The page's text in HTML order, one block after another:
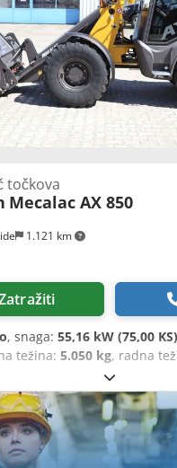
sa poklopcem, Zadnja
brzi par,
ivicom i tako 1 kubni metar,
1.121 km
točkova
Mecalac AX 850
, snaga: 55,16 kW (75,00 KS)
težina: 5.050 kg, radna
, radni sati:
685239865, Oprema:4-u-
provera, kabina, pogon
lopata, viljuške za palete,
Dimenzije: 5050 kg